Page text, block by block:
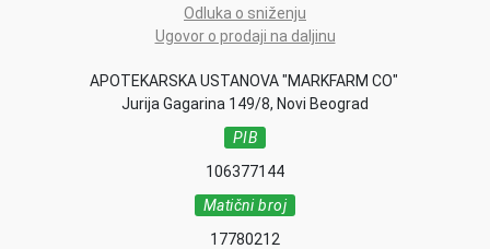
Odluka o sniženju
Ugovor o prodaji na daljinu
APOTEKARSKA USTANOVA "MARKFARM CO"
Jurija Gagarina 149/8, Novi Beograd
PIB
106377144
Matični broj
17780212